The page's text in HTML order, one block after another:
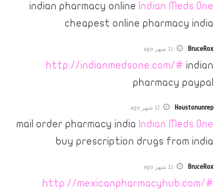
indian pharmacy onlineIndian
cheapest online
12 شهر ago
http://indianmedsone.com/
12 شهر ago
mail order pharmacy indiaIndian
buy prescription drugs
12 شهر ago
http://